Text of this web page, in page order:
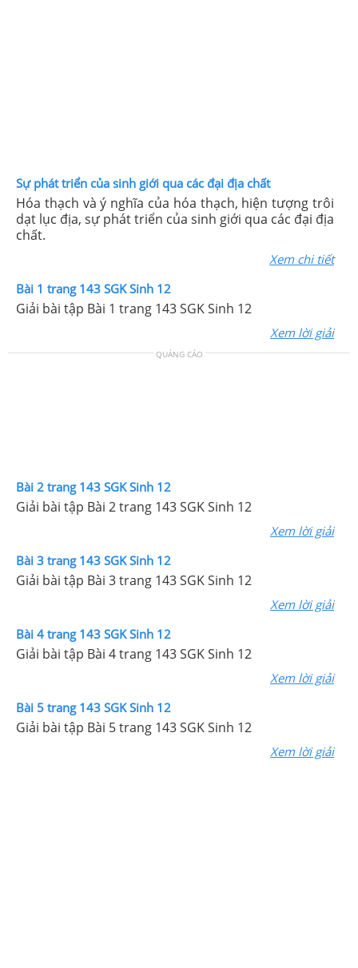
Sự phát triển của sinh giới qua các đại địa chất
Hóa thạch và ý nghĩa của hóa thạch, hiện tượng trôi
dạt lục địa, sự phát triển của sinh giới qua các đại địa
chất.
Xem chi tiết
Bài 1 trang 143 SGK Sinh 12
Giải bài tập Bài 1 trang 143 SGK Sinh 12
Xem lời giải
QUẢNG CÁO
Bài 2 trang 143 SGK Sinh 12
Giải bài tập Bài 2 trang 143 SGK Sinh 12
Xem lời giải
Bài 3 trang 143 SGK Sinh 12
Giải bài tập Bài 3 trang 143 SGK Sinh 12
Xem lời giải
Bài 4 trang 143 SGK Sinh 12
Giải bài tập Bài 4 trang 143 SGK Sinh 12
Xem lời giải
Bài 5 trang 143 SGK Sinh 12
Giải bài tập Bài 5 trang 143 SGK Sinh 12
Xem lời giải